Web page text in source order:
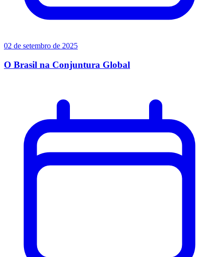
02 de setembro de 2025
O Brasil na Conjuntura Global